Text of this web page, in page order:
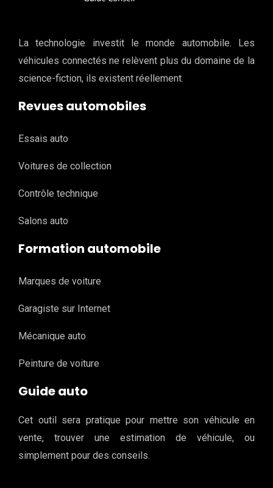
La technologie investit le monde automobile. Les
véhicules connectés ne relèvent plus du domaine de la
science-fiction, ils existent réellement.
Revues automobiles
Essais auto
Voitures de collection
Contrôle technique
Salons auto
Formation automobile
Marques de voiture
Garagiste sur Internet
Mécanique auto
Peinture de voiture
Guide auto
Cet outil sera pratique pour mettre son véhicule en
vente, trouver une estimation de véhicule, ou
simplement pour des conseils.